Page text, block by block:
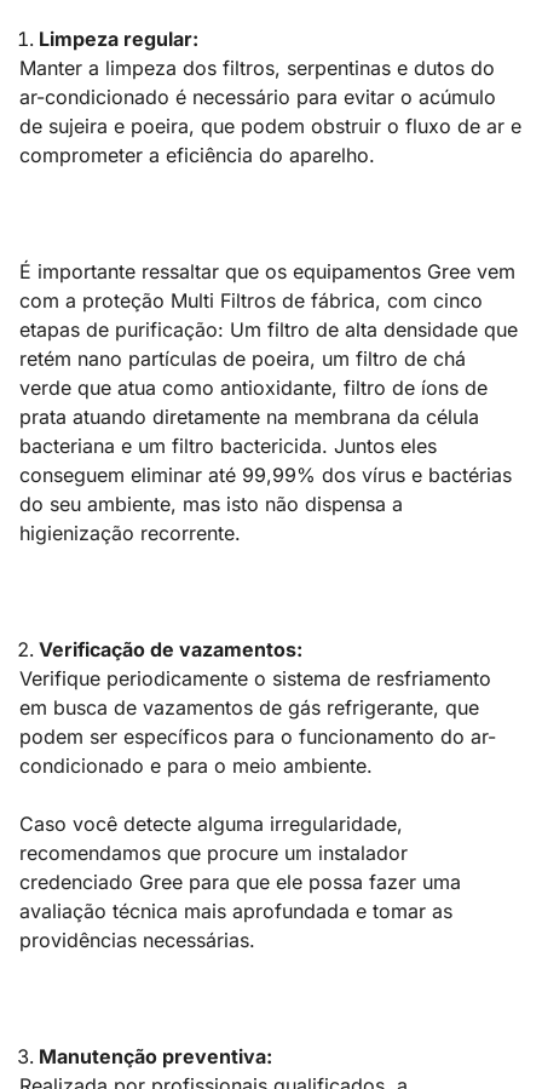
Limpeza regular:
Manter a limpeza dos filtros, serpentinas e dutos do
ar-condicionado é necessário para evitar o acúmulo
de sujeira e poeira, que podem obstruir o fluxo de ar e
comprometer a eficiência do aparelho.
É importante ressaltar que os equipamentos Gree vem
com a proteção Multi Filtros de fábrica, com cinco
etapas de purificação: Um filtro de alta densidade que
retém nano partículas de poeira, um filtro de chá
verde que atua como antioxidante, filtro de íons de
prata atuando diretamente na membrana da célula
bacteriana e um filtro bactericida. Juntos eles
conseguem eliminar até 99,99% dos vírus e bactérias
do seu ambiente, mas isto não dispensa a
higienização recorrente.
Verificação de vazamentos:
Verifique periodicamente o sistema de resfriamento
em busca de vazamentos de gás refrigerante, que
podem ser específicos para o funcionamento do ar-
condicionado e para o meio ambiente.
Caso você detecte alguma irregularidade,
recomendamos que procure um instalador
credenciado Gree para que ele possa fazer uma
avaliação técnica mais aprofundada e tomar as
providências necessárias.
Manutenção preventiva: